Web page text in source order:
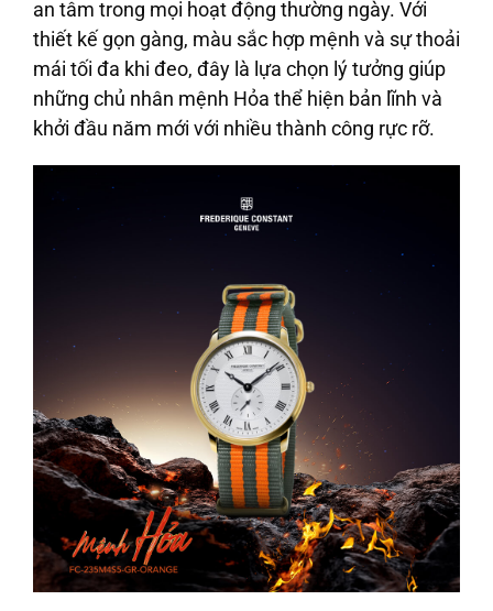
an tâm trong mọi hoạt động thường ngày. Với
thiết kế gọn gàng, màu sắc hợp mệnh và sự thoải
mái tối đa khi đeo, đây là lựa chọn lý tưởng giúp
những chủ nhân mệnh Hỏa thể hiện bản lĩnh và
khởi đầu năm mới với nhiều thành công rực rỡ.